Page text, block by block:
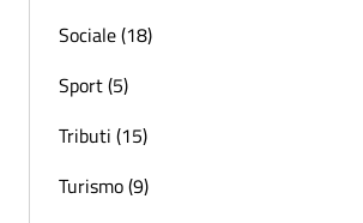
Sociale (18)
Sport (5)
Tributi (15)
Turismo (9)